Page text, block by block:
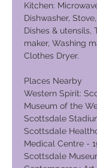
Kitchen:
Dishwasher,
Dishes & utensils,
maker, Washing
Clothes Dryer.
Places
Western Spirit:
Museum of the
Scottsdale
Scottsdale
Medical Centre -
Scottsdale